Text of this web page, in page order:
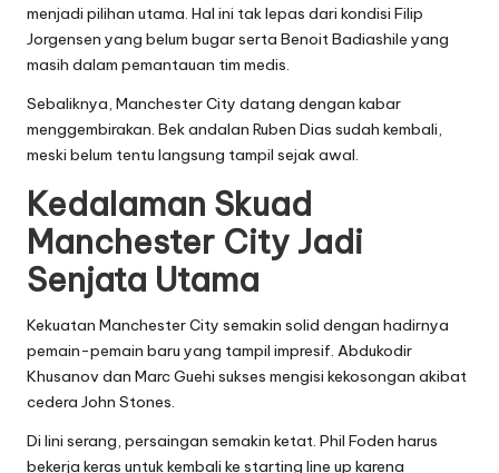
menjadi pilihan utama. Hal ini tak lepas dari kondisi Filip
Jorgensen yang belum bugar serta Benoit Badiashile yang
masih dalam pemantauan tim medis.
Sebaliknya, Manchester City datang dengan kabar
menggembirakan. Bek andalan Ruben Dias sudah kembali,
meski belum tentu langsung tampil sejak awal.
Kedalaman Skuad
Manchester City Jadi
Senjata Utama
Kekuatan Manchester City semakin solid dengan hadirnya
pemain-pemain baru yang tampil impresif. Abdukodir
Khusanov dan Marc Guehi sukses mengisi kekosongan akibat
cedera John Stones.
Di lini serang, persaingan semakin ketat. Phil Foden harus
bekerja keras untuk kembali ke starting line up karena